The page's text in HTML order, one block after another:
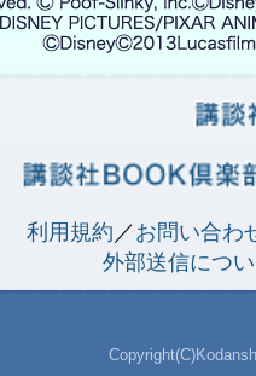
利用規約 ／ お問い合わ
外部送信につ